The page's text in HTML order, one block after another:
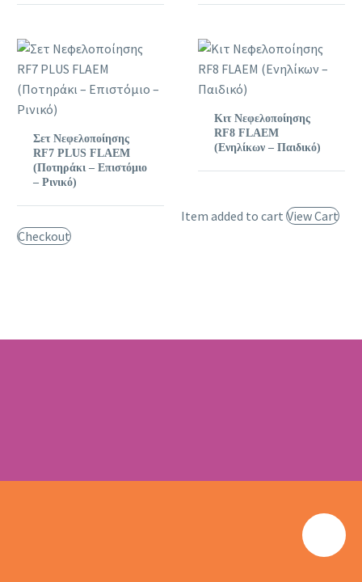
Σετ Νεφελοποίησης
RF7 PLUS FLAEM
(Ποτηράκι – Επιστόμιο
– Ρινικό)
Κιτ Νεφελοποίησης
RF8 FLAEM
(Ενηλίκων – Παιδικό)
Item added to cart View Cart
Checkout